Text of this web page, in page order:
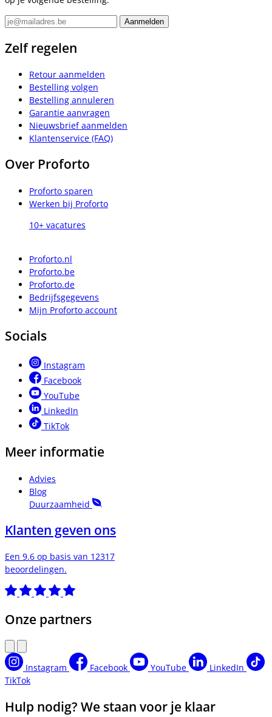
Zelf regelen
Retour aanmelden
Bestelling volgen
Bestelling annuleren
Garantie aanvragen
Nieuwsbrief aanmelden
Klantenservice (FAQ)
Over Proforto
Proforto sparen
Werken bij Proforto
10+ vacatures
Proforto.nl
Proforto.be
Proforto.de
Bedrijfsgegevens
Mijn Proforto account
Socials
Instagram
Facebook
YouTube
LinkedIn
TikTok
Meer informatie
Advies
Blog
Duurzaamheid
Klanten geven ons
Een 9.6 op basis van 12317
beoordelingen.
Onze partners
Instagram Facebook YouTube
LinkedIn
TikTok
Hulp nodig? We staan voor je klaar